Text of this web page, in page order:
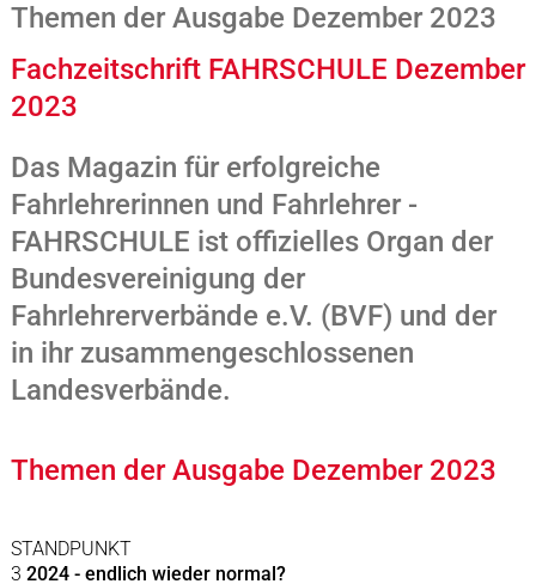
Themen der Ausgabe Dezember 2023
Fachzeitschrift FAHRSCHULE Dezember
2023
Das Magazin für erfolgreiche
Fahrlehrerinnen und Fahrlehrer -
FAHRSCHULE ist offizielles Organ der
Bundesvereinigung der
Fahrlehrerverbände e.V. (BVF) und der
in ihr zusammengeschlossenen
Landesverbände.
Themen der Ausgabe Dezember 2023
STANDPUNKT
3 2024 - endlich wieder normal?